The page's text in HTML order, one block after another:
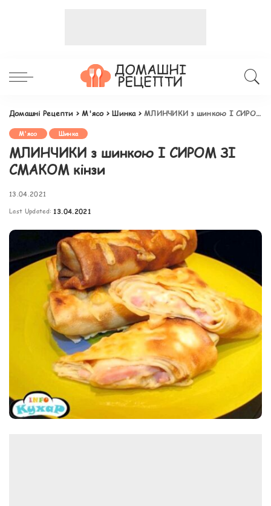
Домашні Рецепти >М'ясо>Шинка>МЛИНЧИКИ з шинкою І СИРОМ ЗІ СМАКОМ кінзи
М'ясо Шинка
МЛИНЧИКИ з шинкою І СИРОМ ЗІ
СМАКОМ кінзи
13.04.2021
Last Updated: 13.04.2021